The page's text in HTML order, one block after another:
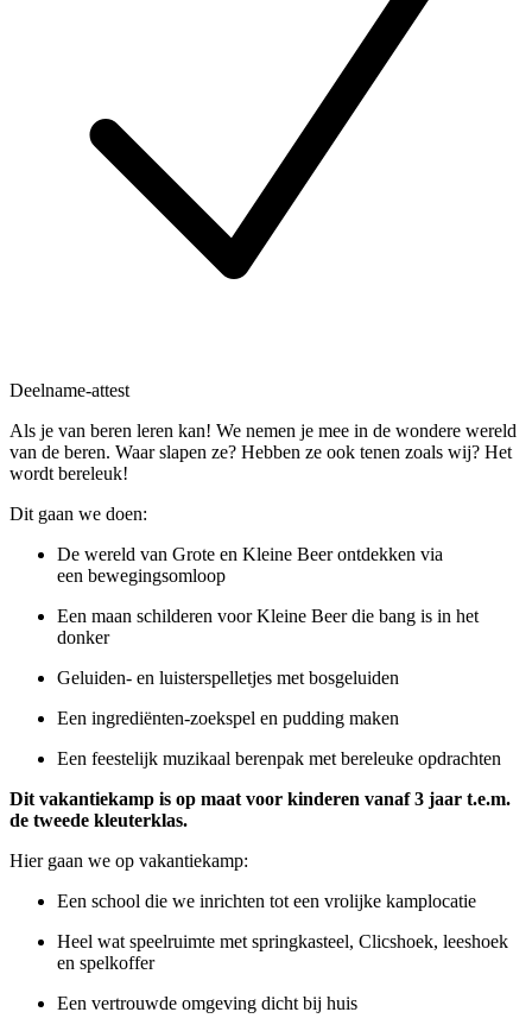
Deelname-attest
Als je van beren leren kan! We nemen je mee in de wondere wereld
van de beren. Waar slapen ze? Hebben ze ook tenen zoals wij? Het
wordt bereleuk!
Dit gaan we doen:
De wereld van Grote en Kleine Beer ontdekken via
een bewegingsomloop
Een maan schilderen voor Kleine Beer die bang is in het
donker
Geluiden- en luisterspelletjes met bosgeluiden
Een ingrediënten-zoekspel en pudding maken
Een feestelijk muzikaal berenpak met bereleuke opdrachten
Dit vakantiekamp is op maat voor kinderen vanaf 3 jaar t.e.m.
de tweede kleuterklas.
Hier gaan we op vakantiekamp:
Een school die we inrichten tot een vrolijke kamplocatie
Heel wat speelruimte met springkasteel, Clicshoek, leeshoek
en spelkoffer
Een vertrouwde omgeving dicht bij huis